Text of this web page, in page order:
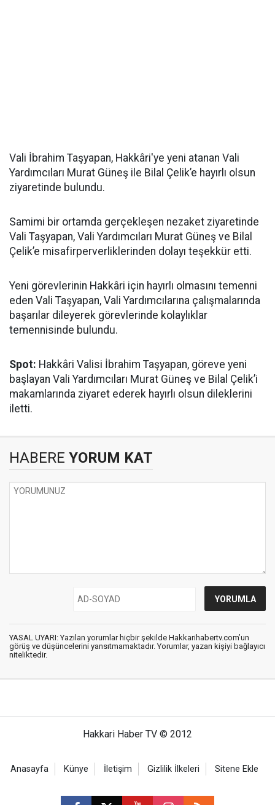
Vali İbrahim Taşyapan, Hakkâri'ye yeni atanan Vali
Yardımcıları Murat Güneş ile Bilal Çelik’e hayırlı olsun
ziyaretinde bulundu.
Samimi bir ortamda gerçekleşen nezaket ziyaretinde
Vali Taşyapan, Vali Yardımcıları Murat Güneş ve Bilal
Çelik’e misafirperverliklerinden dolayı teşekkür etti.
Yeni görevlerinin Hakkâri için hayırlı olmasını temenni
eden Vali Taşyapan, Vali Yardımcılarına çalışmalarında
başarılar dileyerek görevlerinde kolaylıklar
temennisinde bulundu.
Spot: Hakkâri Valisi İbrahim Taşyapan, göreve yeni
başlayan Vali Yardımcıları Murat Güneş ve Bilal Çelik’i
makamlarında ziyaret ederek hayırlı olsun dileklerini
iletti.
HABERE YORUM KAT
YASAL UYARI: Yazılan yorumlar hiçbir şekilde Hakkarihabertv.com’un
görüş ve düşüncelerini yansıtmamaktadır. Yorumlar, yazan kişiyi bağlayıcı
niteliktedir.
Hakkari Haber TV © 2012
Anasayfa Künye İletişim Gizlilik İlkeleri Sitene Ekle